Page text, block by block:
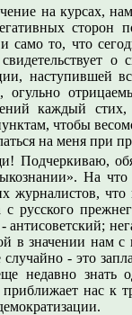
на курсах,
сторон
само то, что
о
наступившей
огульно
каждый стих,
чтобы
на меня при
Подчеркиваю,
На что
журналистов,
с русского
антисоветский;
в значении нам
случайно - это
недавно знать
приближает нас к